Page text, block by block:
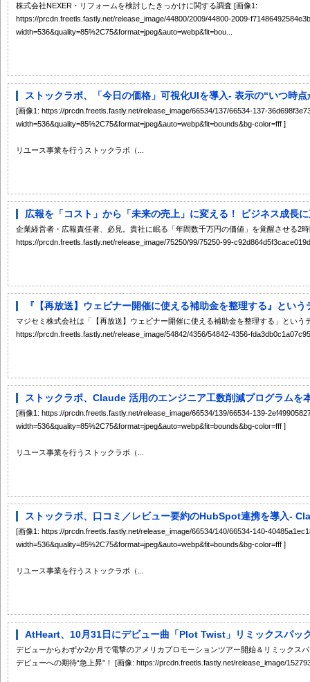
株式会社NEXER・リフォームを検討したきっかけに関する調査 [画像1:
https://prcdn.freetls.fastly.net/release_image/44800/2009/44800-2009-
width=536&quality=85%2C75&format=jpeg&auto=webp&fit=bou...
ストックラボ、「今日の価格」可視化UIを導入- 表示の“いつ時
[画像1: https://prcdn.freetls.fastly.net/release_image/66534/137/66534-137-
width=536&quality=85%2C75&format=jpeg&auto=webp&fit=bounds&bg-color=fff ]
リユース事業を行うストックラボ（...
広報を「コスト」から「未来の売上」に変える！ ビジネス成長
企業経営者・広報責任者、必見。貴社に眠る「年間数千万円の価値」を覚醒させる2
https://prcdn.freetls.fastly.net/release_image/75250/99/75250-99-
『【再放送】ウェビナー開催に使える補助金を整理する』とい
マジセミ株式会社は「【再放送】ウェビナー開催に使える補助金を整理する」という
https://prcdn.freetls.fastly.net/release_image/54842/4356/54842-4356-
ストックラボ、Claude 活用のエンジニア工数削減プログラム
[画像1: https://prcdn.freetls.fastly.net/release_image/66534/139/66534-139-
width=536&quality=85%2C75&format=jpeg&auto=webp&fit=bounds&bg-color=fff ]
リユース事業を行うストックラボ（...
ストックラボ、口コミ／レビュー要約のHubSpot連携を導入-
[画像1: https://prcdn.freetls.fastly.net/release_image/66534/140/66534-140-
width=536&quality=85%2C75&format=jpeg&auto=webp&fit=bounds&bg-color=fff ]
リユース事業を行うストックラボ（...
AtHeart、10月31日にデビュー曲「Plot Twist」リミックスパッ
デビューからわずか2か月で電撃のアメリカプロモーションツアー開始＆リミックス
デビューへの期待“急上昇”！ [画像: https://prcdn.freetls.fastly.net/release_image/